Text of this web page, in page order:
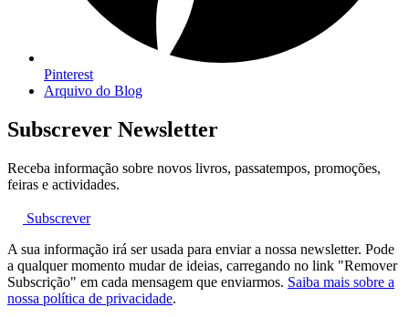
Pinterest
Arquivo do Blog
Subscrever Newsletter
Receba informação sobre novos livros, passatempos, promoções,
feiras e actividades.
Subscrever
A sua informação irá ser usada para enviar a nossa newsletter. Pode
a qualquer momento mudar de ideias, carregando no link "Remover
Subscrição" em cada mensagem que enviarmos. Saiba mais sobre a
nossa política de privacidade.